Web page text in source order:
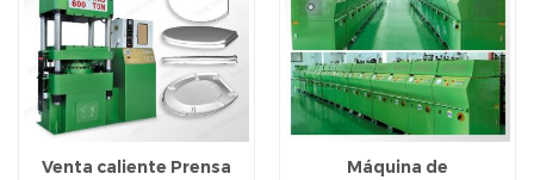
Venta caliente Prensa
Máquina de